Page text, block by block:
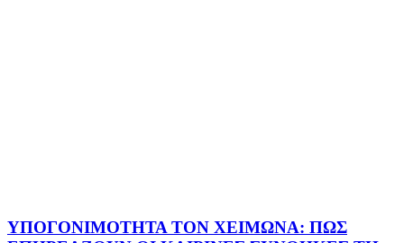
ΥΠΟΓΟΝΙΜΟΤΗΤΑ ΤΟΝ ΧΕΙΜΩΝΑ: ΠΩΣ